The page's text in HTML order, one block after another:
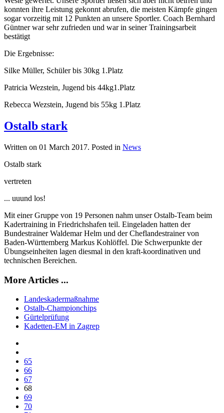
konnten ihre Leistung gekonnt abrufen, die meisten Kämpfe gingen
sogar vorzeitig mit 12 Punkten an unsere Sportler. Coach Bernhard
Güntner war sehr zufrieden und war in seiner Trainingsarbeit
bestätigt
Die Ergebnisse:
Silke Müller, Schüler bis 30kg 1.Platz
Patricia Wezstein, Jugend bis 44kg1.Platz
Rebecca Wezstein, Jugend bis 55kg 1.Platz
Ostalb stark
Written on 01 March 2017. Posted in News
Ostalb stark
vertreten
... uuund los!
Mit einer Gruppe von 19 Personen nahm unser Ostalb-Team beim
Kadertraining in Friedrichshafen teil. Eingeladen hatten der
Bundestrainer Waldemar Helm und der Cheflandestrainer von
Baden-Württemberg Markus Kohlöffel. Die Schwerpunkte der
Übungseinheiten lagen diesmal in den kraft-koordinativen und
technischen Bereichen.
More Articles ...
Landeskadermaßnahme
Ostalb-Championchips
Gürtelprüfung
Kadetten-EM in Zagrep
65
66
67
68
69
70